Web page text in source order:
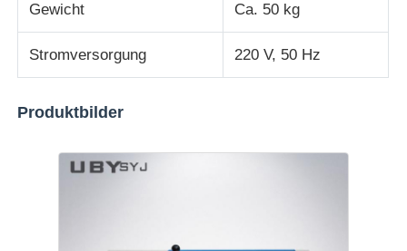
Gewicht Ca. 50 kg
Stromversorgung 220 V, 50 Hz
Produktbilder